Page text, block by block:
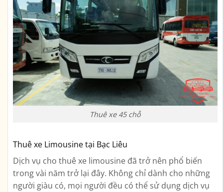
Thuê xe 45 chỗ
Thuê xe Limousine tại Bạc Liêu
Dịch vụ cho thuê xe limousine đã trở nên phổ biến
trong vài năm trở lại đây. Không chỉ dành cho những
người giàu có, mọi người đều có thể sử dụng dịch vụ